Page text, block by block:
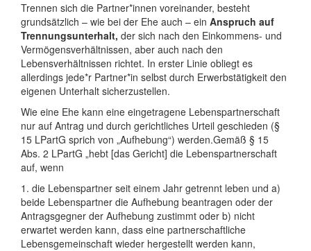
Trennen sich die Partner*innen voreinander, besteht
grundsätzlich – wie bei der Ehe auch – ein Anspruch auf
Trennungsunterhalt, der sich nach den Einkommens- und
Vermögensverhältnissen, aber auch nach den
Lebensverhältnissen richtet. In erster Linie obliegt es
allerdings jede*r Partner*in selbst durch Erwerbstätigkeit den
eigenen Unterhalt sicherzustellen.
Wie eine Ehe kann eine eingetragene Lebenspartnerschaft
nur auf Antrag und durch gerichtliches Urteil geschieden (§
15 LPartG sprich von „Aufhebung“) werden.Gemäß § 15
Abs. 2 LPartG „hebt [das Gericht] die Lebenspartnerschaft
auf, wenn
1. die Lebenspartner seit einem Jahr getrennt leben und a)
beide Lebenspartner die Aufhebung beantragen oder der
Antragsgegner der Aufhebung zustimmt oder b) nicht
erwartet werden kann, dass eine partnerschaftliche
Lebensgemeinschaft wieder hergestellt werden kann,